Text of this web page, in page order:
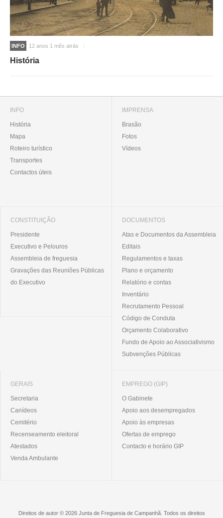
INFO 12 anos 1 mês atrás
História
INFO
História
Mapa
Roteiro turístico
Transportes
Contactos úteis
IMPRENSA
Brasão
Fotos
Vídeos
CONSTITUIÇÃO
Presidente
Executivo e Pelouros
Assembleia de freguesia
Gravações das Reuniões Públicas
do Executivo
DOCUMENTOS
Atas e Documentos da Assembleia
Editais
Regulamentos e taxas
Plano e orçamento
Relatório e contas
Inventário
Recrutamento Pessoal
Código de Conduta
Orçamento Colaborativo
Fundo de Apoio ao Associativismo
Subvenções Públicas
GERAIS
Secretaria
Canídeos
Cemitério
Recenseamento eleitoral
Atestados
Venda Ambulante
EMPREGO (GIP)
O Gabinete
Apoio aos desempregados
Apoio às empresas
Ofertas de emprego
Contacto e horário GIP
Direitos de autor © 2026 Junta de Freguesia de Campanhã. Todos os direitos